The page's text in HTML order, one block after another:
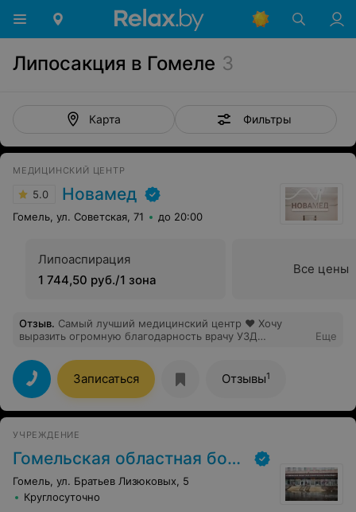
Липосакция в Гомеле 3
Карта Фильтры
МЕДИЦИНСКИЙ ЦЕНТР
5.0 Новамед
Гомель, ул. Советская, 71 до 20:00
Липоаспирация
1 744,50 руб./1 зона
Все цены
Отзыв. Самый лучший медицинский центр ❤️ Хочу
выразить огромную благодарность врачу УЗД
очень хороший чуткий и добрый человек. А также
администраторам клиники за вежливость и хорошее
отношение Спасибо вам огромное
Еще
Записаться Отзывы1
УЧРЕЖДЕНИЕ
Гомельская областная больница
Гомель, ул. Братьев Лизюковых, 5
Круглосуточно